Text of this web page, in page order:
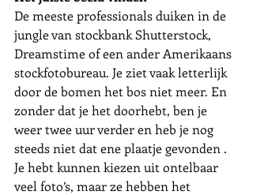
De meeste professionals duiken in de
jungle van stockbank Shutterstock,
Dreamstime of een ander Amerikaans
stockfotobureau. Je ziet vaak letterlijk
door de bomen het bos niet meer. En
zonder dat je het doorhebt, ben je
weer twee uur verder en heb je nog
steeds niet dat ene plaatje gevonden .
Je hebt kunnen kiezen uit ontelbaar
veel foto’s, maar ze hebben het